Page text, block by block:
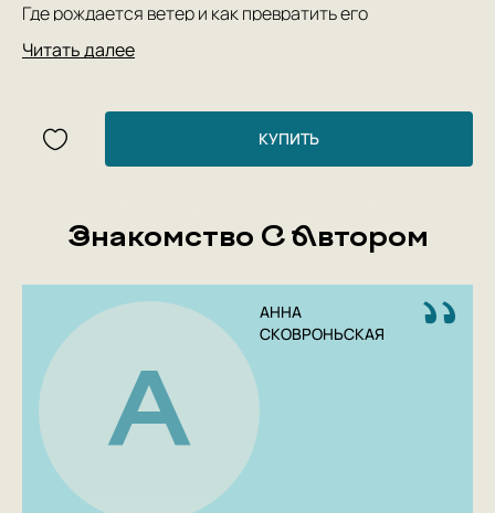
Где рождается ветер и как превратить его
в электричество?
Есть ли ветер в космосе?
Что такое эффект Кориолиса?
Стоит ли знакомиться с Дорианом и Катриной, если
они — циклоны?
Читать далее
КУПИТЬ
Знакомство С Автором
А
АННА
СКОВРОНЬСКАЯ